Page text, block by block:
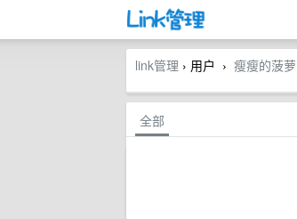
link管理 › 用户 › 瘦瘦的菠萝
全部